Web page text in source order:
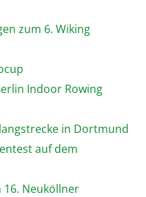
zum 6. Wiking
Indoor Rowing
in Dortmund
auf dem
16. Neuköllner